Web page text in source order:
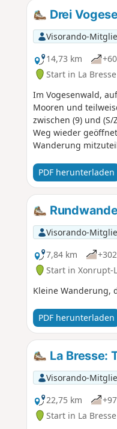
Drei
Visorando-
14,73 km
Start in La
Im Vogesenwald,
Mooren und
zwischen (9) und
Weg wieder
Wanderung
PDF herunterladen
Visorando-
7,84 km
Start in Xonrupt-
Kleine Wanderung,
PDF herunterladen
La Bresse:
Visorando-
22,75 km
Start in La